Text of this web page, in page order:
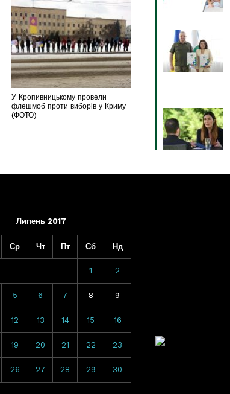
У Кропивницькому провели
флешмоб проти виборів у Криму
(ФОТО)
Липень 2017
Ср Чт Пт Сб Нд
1 2
5 6 7 8 9
12 13 14 15 16
19 20 21 22 23
26 27 28 29 30